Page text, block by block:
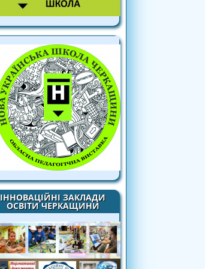
ІННОВАЦІЙНІ ЗАКЛАДИ
ОСВІТИ ЧЕРКАЩИНИ